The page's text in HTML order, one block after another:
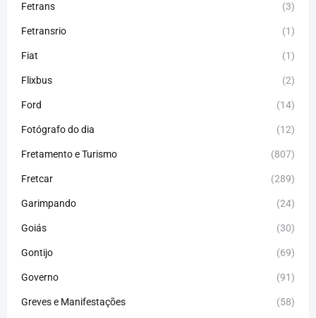
Fetrans (3)
Fetransrio (1)
Fiat (1)
Flixbus (2)
Ford (14)
Fotógrafo do dia (12)
Fretamento e Turismo (807)
Fretcar (289)
Garimpando (24)
Goiás (30)
Gontijo (69)
Governo (91)
Greves e Manifestações (58)